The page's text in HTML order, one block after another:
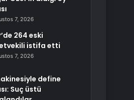
7, 2026
264 eski
istifa etti
7, 2026
define
Suç üstü